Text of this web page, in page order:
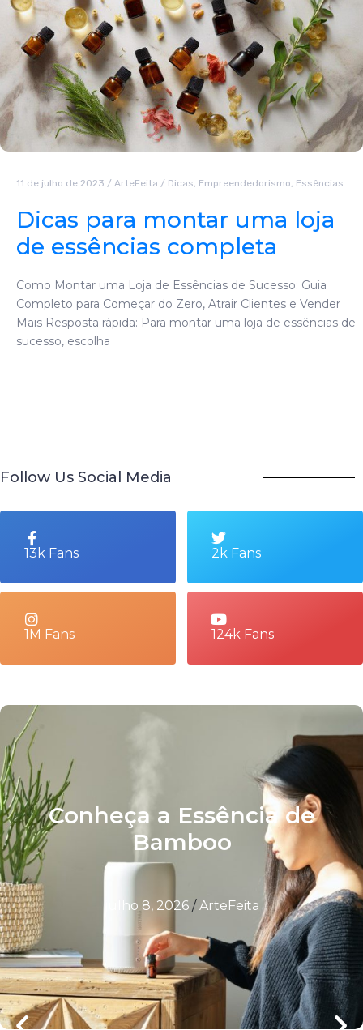
11 de julho de 2023 / ArteFeita / Dicas Empreendedorismo Essências
Dicas para montar uma loja
de essências completa
Como Montar uma Loja de Essências de Sucesso: Guia
Completo para Começar do Zero, Atrair Clientes e Vender
Mais Resposta rápida: Para montar uma loja de essências de
sucesso, escolha
Follow Us Social Media
13k Fans 2k Fans
1M Fans 124k Fans
Conheça a Essência de
Bamboo
julho 8, 2026 / ArteFeita